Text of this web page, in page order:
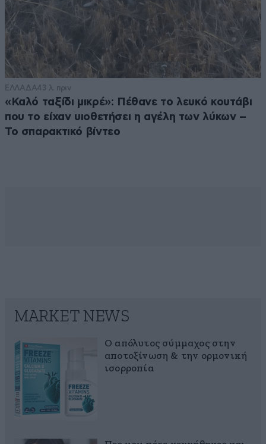
ΕΛΛΑΔΑ43 λ. πριν
«Καλό ταξίδι μικρέ»: Πέθανε το λευκό κουτάβι
που το είχαν υιοθετήσει η αγέλη των λύκων –
Το σπαρακτικό βίντεο
MARKET NEWS
Ο απόλυτος σύμμαχος στην
αποτοξίνωση & την ορμονική
ισορροπία